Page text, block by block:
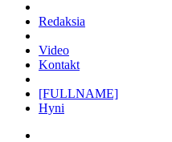
Redaksia
Video
Kontakt
[FULLNAME]
Hyni